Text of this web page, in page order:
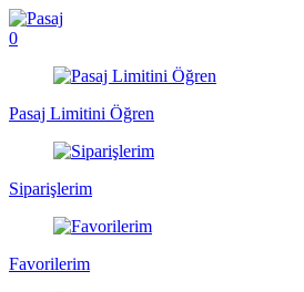
0
Pasaj Limitini Öğren
Siparişlerim
Favorilerim